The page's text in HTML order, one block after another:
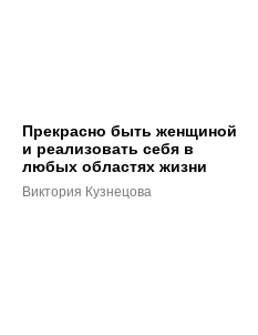
Прекрасно быть женщиной
и реализовать себя в
любых областях жизни
Виктория Кузнецова